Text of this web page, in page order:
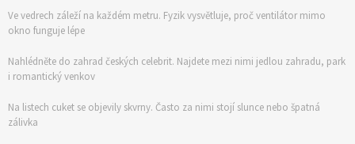
Ve vedrech záleží na každém metru. Fyzik vysvětluje, proč ventilátor mimo
okno funguje lépe
Nahlédněte do zahrad českých celebrit. Najdete mezi nimi jedlou zahradu, park
i romantický venkov
Na listech cuket se objevily skvrny. Často za nimi stojí slunce nebo špatná
zálivka